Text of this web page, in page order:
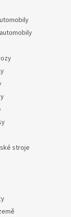
stroje